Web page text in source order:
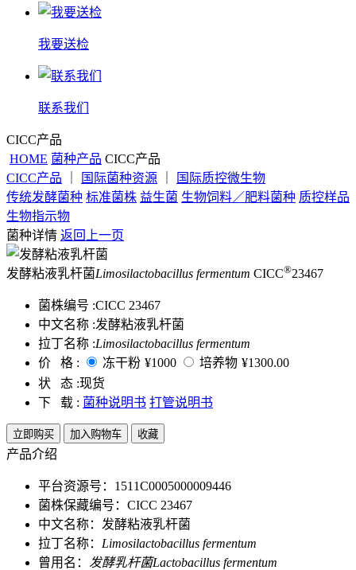
我要送检
联系我们
CICC产品
HOME 菌种产品 CICC产品
CICC产品
国际菌种资源
国际质控微生物
传统发酵菌种 标准菌株 益生菌 生物饲料／肥料菌种 质控样品
生物指示物
菌种详情 返回上一页
发酵粘液乳杆菌Limosilactobacillus fermentum CICC®23467
菌株编号 :CICC 23467
中文名称 :发酵粘液乳杆菌
拉丁名称 :Limosilactobacillus fermentum
价 格 :
冻干粉 ¥1000 培养物 ¥1300.00
状 态 :现货
下 载 : 菌种说明书 打管说明书
立即购买 加入购物车 收藏
产品介绍
平台资源号：1511C0005000009446
菌株保藏编号：CICC 23467
中文名称：发酵粘液乳杆菌
拉丁名称： Limosilactobacillus fermentum
曾用名： 发酵乳杆菌Lactobacillus fermentum